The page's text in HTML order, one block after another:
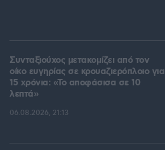
Συνταξιούχος μετακομίζει από τον
οίκο ευγηρίας σε κρουαζιερόπλοιο για
15 χρόνια: «Το αποφάσισα σε 10
λεπτά»
06.08.2026, 21:13